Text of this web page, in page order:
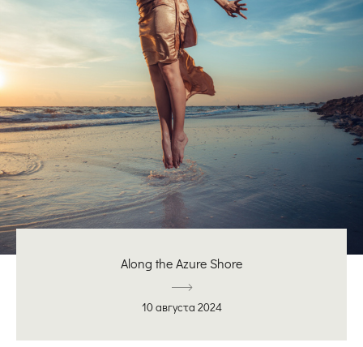
Along the Azure Shore
10 августа 2024